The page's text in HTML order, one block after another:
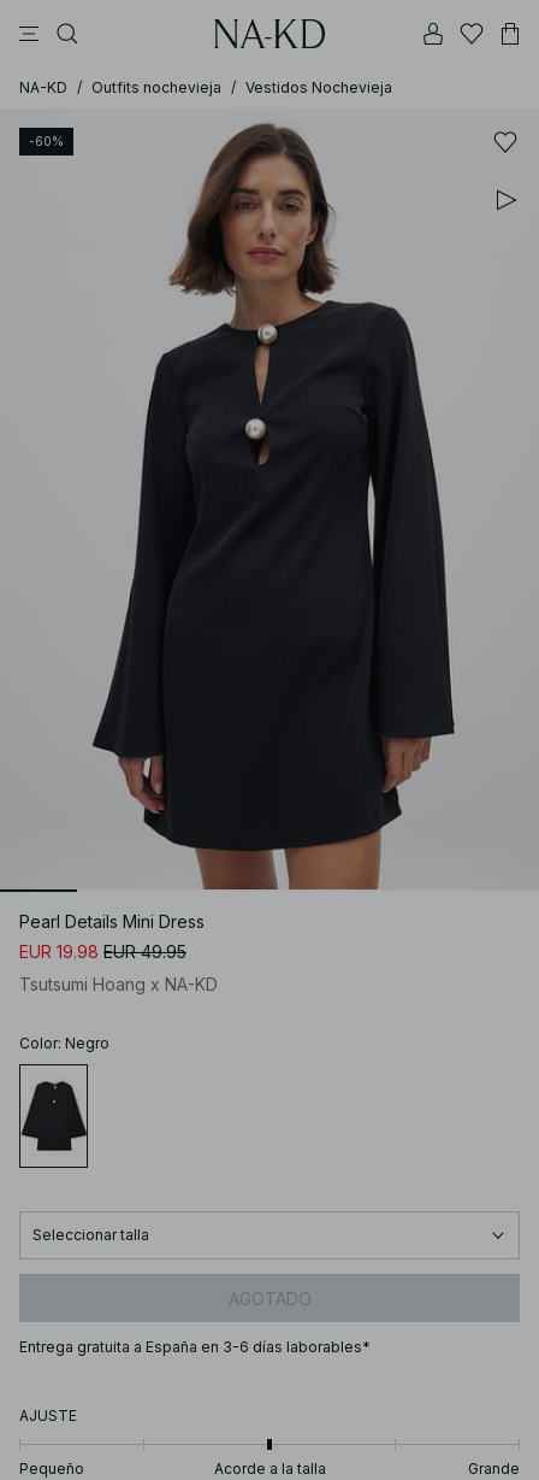
NA-KD / Outfits nochevieja / Vestidos Nochevieja
-60%
Pearl Details Mini Dress
EUR 19.98 EUR 49.95
Tsutsumi Hoang x NA-KD
Color: Negro
Seleccionar talla
AGOTADO
Entrega gratuita a España en 3-6 días laborables*
AJUSTE
Pequeño Acorde a la talla Grande